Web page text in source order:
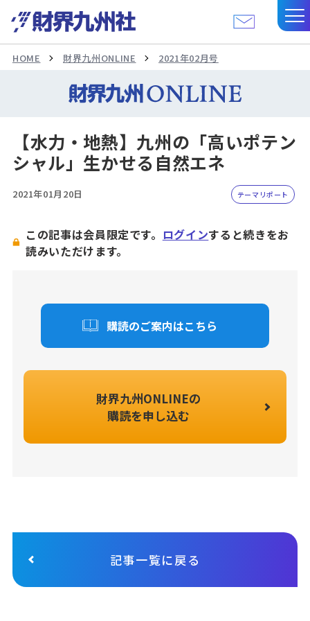
HOME 財界九州ONLINE 2021年02月号
【水力・地熱】九州の「高いポテン
シャル」生かせる自然エネ
2021年01月20日 テーマリポート
この記事は会員限定です。 ログインすると続きをお
読みいただけます。
購読のご案内はこちら
財界九州ONLINEの
購読を申し込む
記事一覧に戻る